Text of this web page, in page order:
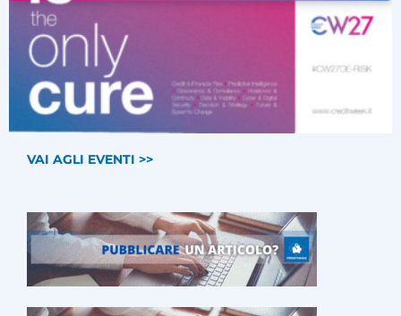
VAI AGLI EVENTI >>